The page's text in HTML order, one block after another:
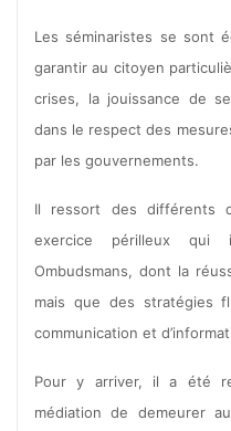
Les séminaristes se sont
garantir au citoyen
crises, la jouissance de
dans le respect des
par les gouvernements.
Il ressort des différents
exercice périlleux qui
Ombudsmans, dont la
mais que des stratégies
communication et
Pour y arriver, il a été
médiation de demeurer